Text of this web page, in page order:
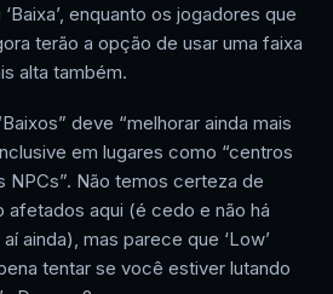
enquanto os jogadores que
terão a opção de usar uma faixa
alta também.
deve “melhorar ainda mais
em lugares como “centros
Não temos certeza de
afetados aqui (é cedo e não há
ainda), mas parece que ‘Low’
tentar se você estiver lutando